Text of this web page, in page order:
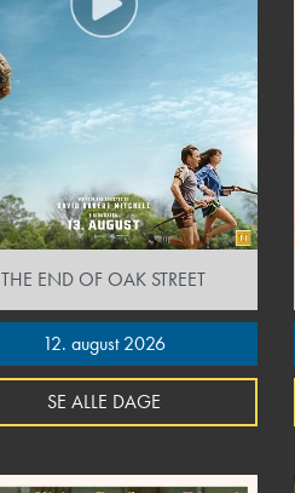
THE END OF OAK STREET
12. august 2026
SE ALLE DAGE